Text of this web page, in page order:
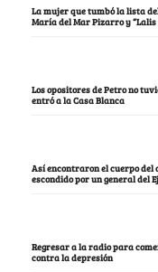
La mujer que tumbó la lista
María del Mar Pizarro y “Lalis
Los opositores de Petro no
entró a la Casa Blanca
Así encontraron el cuerpo del
escondido por un general del
Regresar a la radio para
contra la depresión